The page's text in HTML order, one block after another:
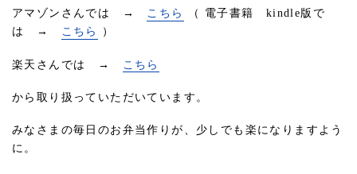
アマゾンさんでは → こちら
（ 電子書籍 kindle版で
は → こちら ）
楽天さんでは → こちら
から取り扱っていただいています。
みなさまの毎日のお弁当作りが、少しでも楽になりますよう
に。